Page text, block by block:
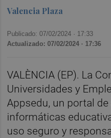
Valencia Plaza
Publicado: 07/02/2024 · 17:33
Actualizado: 07/02/2024 · 17:36
VALÈNCIA (EP). La
Universidades y
Appsedu, un portal
informáticas
uso seguro y